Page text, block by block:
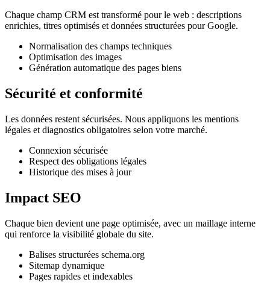
Chaque champ CRM est transformé pour le web : descriptions
enrichies, titres optimisés et données structurées pour Google.
Normalisation des champs techniques
Optimisation des images
Génération automatique des pages biens
Sécurité et conformité
Les données restent sécurisées. Nous appliquons les mentions
légales et diagnostics obligatoires selon votre marché.
Connexion sécurisée
Respect des obligations légales
Historique des mises à jour
Impact SEO
Chaque bien devient une page optimisée, avec un maillage interne
qui renforce la visibilité globale du site.
Balises structurées schema.org
Sitemap dynamique
Pages rapides et indexables